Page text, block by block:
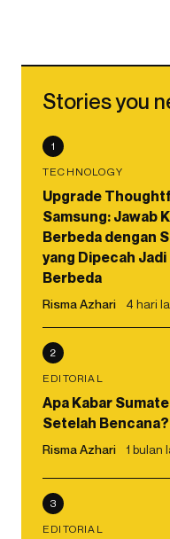
Stories you
1
TECHNOLOGY
Upgrade
Samsung: Jawab
Berbeda dengan
yang Dipecah
Berbeda
Risma Azhari 4 hari
2
EDITORIAL
Apa Kabar
Setelah Bencana?
Risma Azhari 1 bulan
3
EDITORIAL